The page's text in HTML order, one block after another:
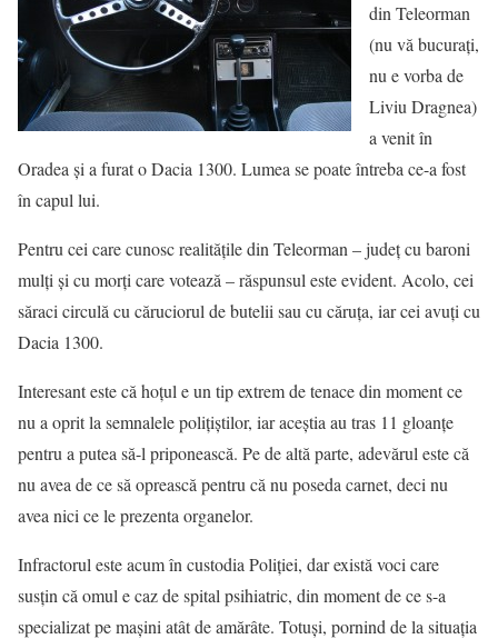
din Teleorman
(nu vă bucuraţi,
nu e vorba de
Liviu Dragnea)
a venit în
Oradea şi a furat o Dacia 1300. Lumea se poate întreba ce-a fost
în capul lui.
Pentru cei care cunosc realităţile din Teleorman – judeţ cu baroni
mulţi şi cu morţi care votează – răspunsul este evident. Acolo, cei
săraci circulă cu căruciorul de butelii sau cu căruţa, iar cei avuţi cu
Dacia 1300.
Interesant este că hoţul e un tip extrem de tenace din moment ce
nu a oprit la semnalele poliţiştilor, iar aceştia au tras 11 gloanţe
pentru a putea să-l priponească. Pe de altă parte, adevărul este că
nu avea de ce să oprească pentru că nu poseda carnet, deci nu
avea nici ce le prezenta organelor.
Infractorul este acum în custodia Poliţiei, dar există voci care
susţin că omul e caz de spital psihiatric, din moment de ce s-a
specializat pe maşini atât de amărâte. Totuşi, pornind de la situaţia